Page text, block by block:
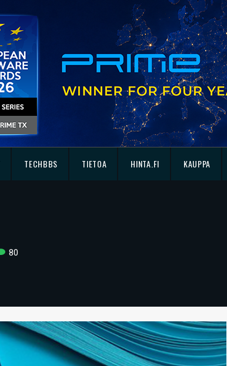
TECHBBS TIETOA HINTA.FI KAUPPA
80